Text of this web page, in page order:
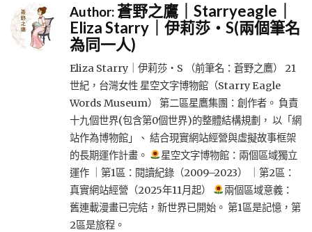
Author:蒼野之鷹｜Starryeagle｜
Eliza Starry｜伊莉莎・S(兩個筆名
為同一人)
Eliza Starry｜伊莉莎・S （前筆名：蒼野之鷹） 21
世紀，台灣女性 星空文字博物館（Starry Eagle
Words Museum） 第二區星鷹集團：創作者。 負責
十九個世界(包含第0個世界)的整體結構規劃， 以「網
站作為博物館」、 結合現實網站經營與虛擬故事框架
的長期運作計畫。
星空文字博物館：兩個區域獨立
運作 ｜第1區：閱讀紀錄（2009–2023） ｜第2區：
真實網站經營（2025年11月起）
兩個區域意義：
舊連載漫畫已完結，新世界已開始。 第1區是記憶，第
2區是旅程。